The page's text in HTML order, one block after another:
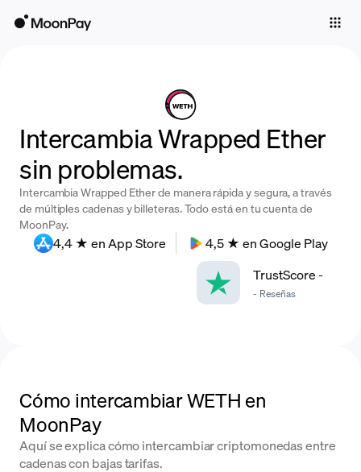
Trade
Company
Crypto Prices
Intercambia Wrapped Ether
sin problemas.
Intercambia Wrapped Ether de manera rápida y segura, a través
de múltiples cadenas y billeteras. Todo está en tu cuenta de
MoonPay.
4,4 ★ en App Store
4,5 ★ en Google Play
TrustScore-
- Reseñas
Cómo intercambiar WETH en
MoonPay
Aquí se explica cómo intercambiar criptomonedas entre
cadenas con bajas tarifas.